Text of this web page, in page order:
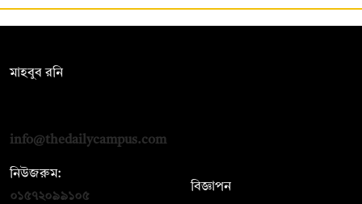
মাহবুব রনি
info@thedailycampus.com
নিউজরুম:
০১৫৭২০৯৯১০৫
বিজ্ঞাপন